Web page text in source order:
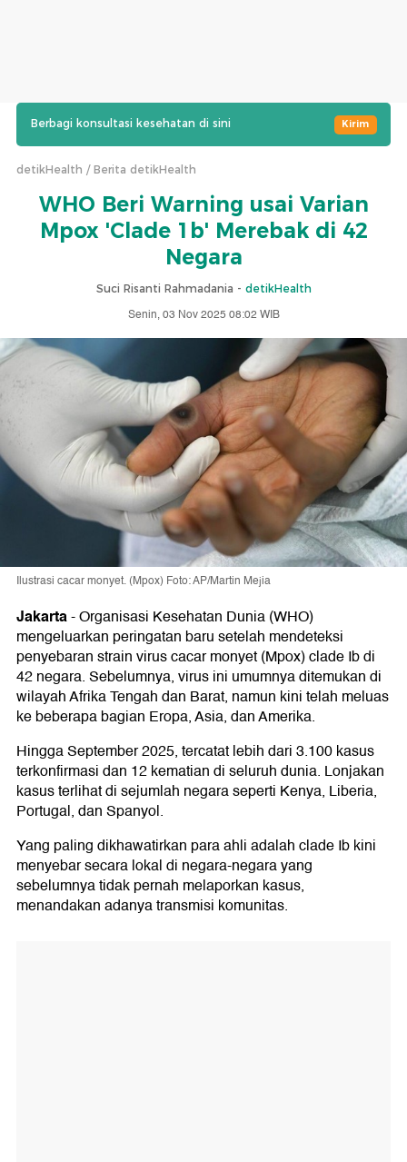
Berbagi konsultasi kesehatan di sini Kirim
detikHealth Berita detikHealth
WHO Beri Warning usai Varian
Mpox 'Clade 1b' Merebak di 42
Negara
Suci Risanti Rahmadania - detikHealth
Senin, 03 Nov 2025 08:02 WIB
Ilustrasi cacar monyet. (Mpox) Foto: AP/Martin Mejia
Jakarta-Organisasi Kesehatan Dunia (WHO)
mengeluarkan peringatan baru setelah mendeteksi
penyebaran strain virus cacar monyet (Mpox) clade Ib di
42 negara. Sebelumnya, virus ini umumnya ditemukan di
wilayah Afrika Tengah dan Barat, namun kini telah meluas
ke beberapa bagian Eropa, Asia, dan Amerika.
Hingga September 2025, tercatat lebih dari 3.100 kasus
terkonfirmasi dan 12 kematian di seluruh dunia. Lonjakan
kasus terlihat di sejumlah negara seperti Kenya, Liberia,
Portugal, dan Spanyol.
Yang paling dikhawatirkan para ahli adalah clade Ib kini
menyebar secara lokal di negara-negara yang
sebelumnya tidak pernah melaporkan kasus,
menandakan adanya transmisi komunitas.